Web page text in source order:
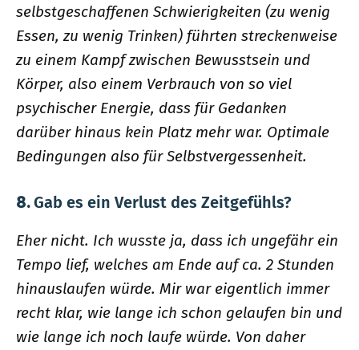
selbstgeschaffenen Schwierigkeiten (zu wenig
Essen, zu wenig Trinken) führten streckenweise
zu einem Kampf zwischen Bewusstsein und
Körper, also einem Verbrauch von so viel
psychischer Energie, dass für Gedanken
darüber hinaus kein Platz mehr war. Optimale
Bedingungen also für Selbstvergessenheit.
8.Gab es ein Verlust des Zeitgefühls?
Eher nicht. Ich wusste ja, dass ich ungefähr ein
Tempo lief, welches am Ende auf ca. 2 Stunden
hinauslaufen würde. Mir war eigentlich immer
recht klar, wie lange ich schon gelaufen bin und
wie lange ich noch laufe würde. Von daher